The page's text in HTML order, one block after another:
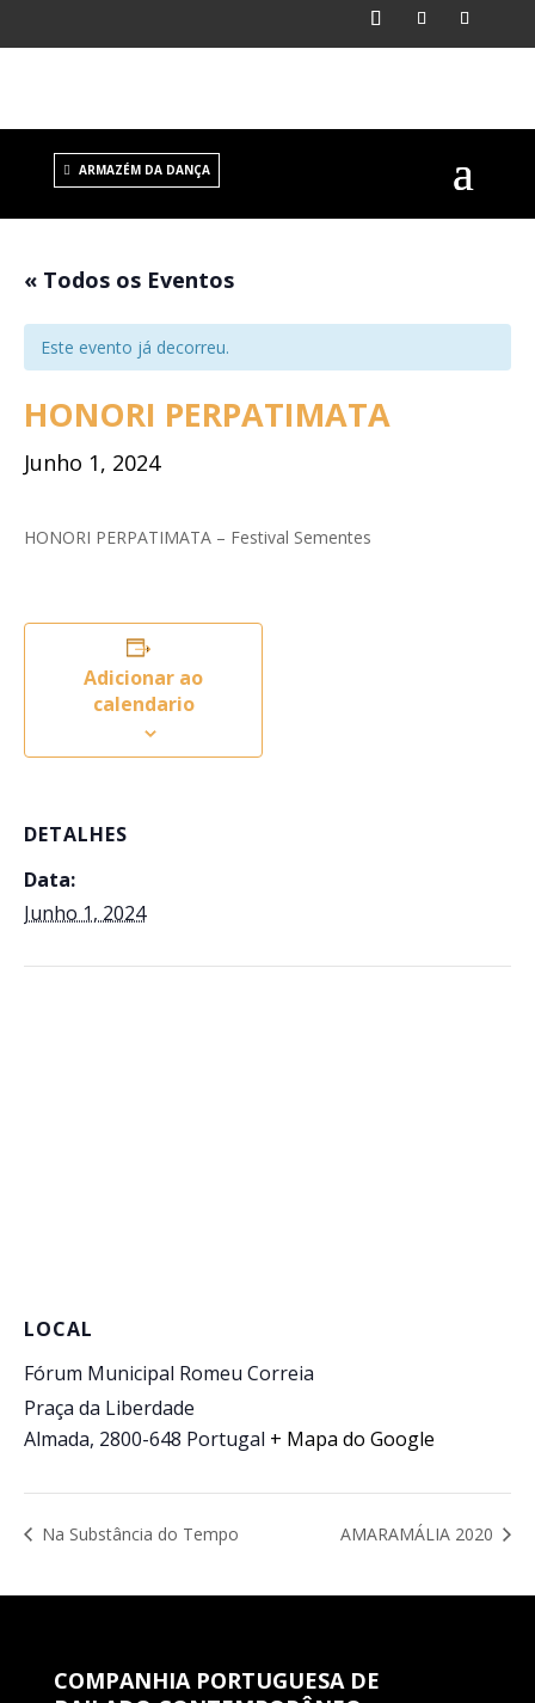
ARMAZÉM DA DANÇA
« Todos os Eventos
Este evento já decorreu.
HONORI PERPATIMATA
Junho 1, 2024
HONORI PERPATIMATA – Festival Sementes
Adicionar ao
calendario
DETALHES
Data:
Junho 1, 2024
LOCAL
Fórum Municipal Romeu Correia
Praça da Liberdade
Almada, 2800-648 Portugal + Mapa do Google
Na Substância do Tempo AMARAMÁLIA 2020
COMPANHIA PORTUGUESA DE